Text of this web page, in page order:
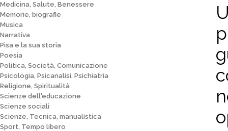
Medicina, Salute, Benessere
Memorie, biografie
Musica
Narrativa
Pisa e la sua storia
Poesia
Politica, Società, Comunicazione
Psicologia, Psicanalisi, Psichiatria
Religione, Spiritualità
Scienze dell'educazione
Scienze sociali
Scienze, Tecnica, manualistica
Sport, Tempo libero